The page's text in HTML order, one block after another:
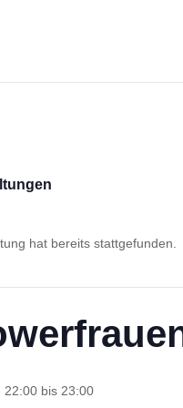
hat bereits stattgefunden.
22:00 bis23:00